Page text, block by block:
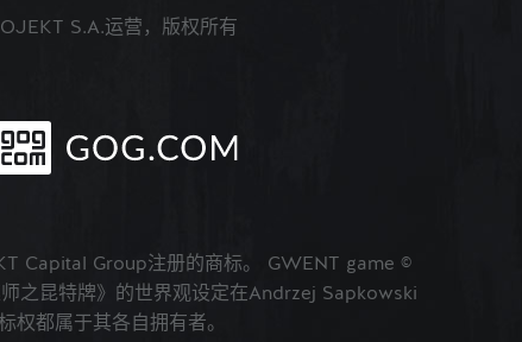
S.A.运营，版权所有
Capital Group注册的商标。 GWENT game ©
之昆特牌》的世界观设定在Andrzej Sapkowski
权都属于其各自拥有者。